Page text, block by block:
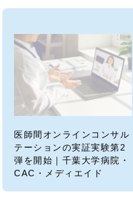
医師間オンラインコンサル
テーションの実証実験第2
弾を開始｜千葉大学病院・
CAC・メディエイド